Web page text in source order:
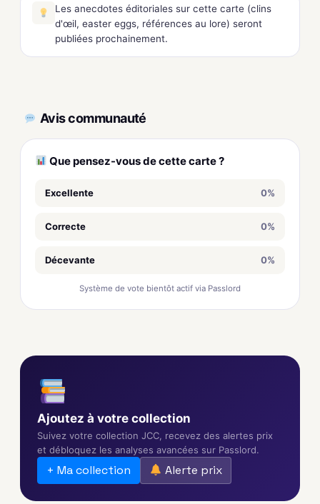
Les anecdotes éditoriales sur cette carte (clins
d'œil, easter eggs, références au lore) seront
publiées prochainement.
Avis communauté
Que pensez-vous de cette carte ?
Excellente 0%
Correcte 0%
Décevante 0%
Système de vote bientôt actif via Passlord
Ajoutez à votre collection
Suivez votre collection JCC, recevez des alertes prix
et débloquez les analyses avancées sur Passlord.
+ Ma collection Alerte prix